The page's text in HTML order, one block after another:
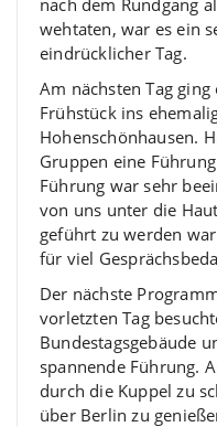
wehtaten, war es ein
eindrücklicher Tag.
Am nächsten Tag
Frühstück ins
Hohenschönhausen.
Gruppen eine
Führung war sehr
von uns unter die
geführt zu werden
für viel
Der nächste
vorletzten Tag
Bundestagsgebäude
spannende Führung.
durch die Kuppel zu
über Berlin zu